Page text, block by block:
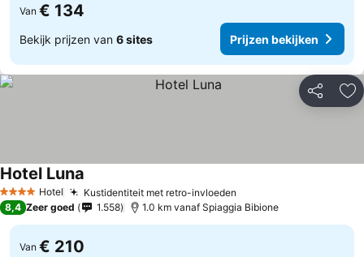
Van € 134
Bekijk prijzen van 6 sites Prijzen bekijken
Delen
4 SterrenHotel Kustidentiteit met retro-invloeden
Hotel Luna
8,4 Zeer goed 1.558 1.0 km vanaf Spiaggia Bibione
Van € 210